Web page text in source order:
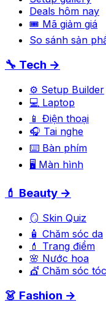
Deals hôm nay
🎟 Mã giảm giá
So sánh sản
🔧 Tech →
⚙️ Setup Builder
💻 Laptop
📱 Điện thoại
🎧 Tai nghe
⌨️ Bàn phím
🖥️ Màn hình
💄 Beauty →
🪞 Skin Quiz
🧴 Chăm sóc da
💄 Trang điểm
🌸 Nước hoa
💇 Chăm sóc tóc
👗 Fashion →